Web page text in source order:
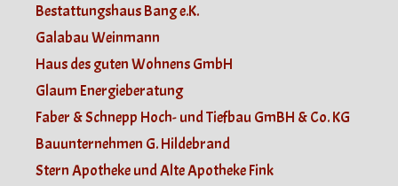
Bestattungshaus Bang e.K.
Galabau Weinmann
Haus des guten Wohnens GmbH
Glaum Energieberatung
Faber & Schnepp Hoch- und Tiefbau GmBH & Co. KG
Bauunternehmen G. Hildebrand
Stern Apotheke und Alte Apotheke Fink